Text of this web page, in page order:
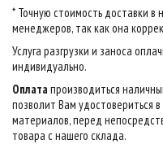
* Точную стоимость доставки в
менеджеров, так как она
Услуга разгрузки и заноса
индивидуально.
Оплатапроизводиться
позволит Вам удостовериться
материалов, перед
товара с нашего склада.